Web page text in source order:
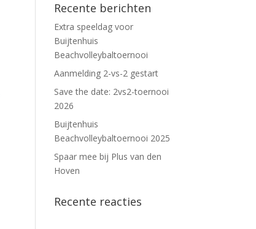
Recente berichten
Extra speeldag voor
Buijtenhuis
Beachvolleybaltoernooi
Aanmelding 2-vs-2 gestart
Save the date: 2vs2-toernooi
2026
Buijtenhuis
Beachvolleybaltoernooi 2025
Spaar mee bij Plus van den
Hoven
Recente reacties